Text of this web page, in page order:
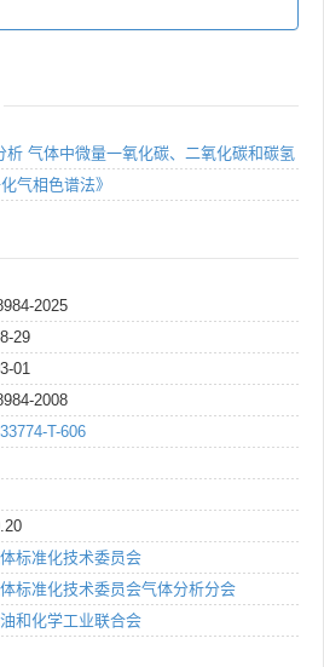
析 气体中微量一氧化碳、二氧化碳和碳氢
气相色谱法》
2025
29
01
2008
T-606
标准化技术委员会
标准化技术委员会气体分析分会
和化学工业联合会